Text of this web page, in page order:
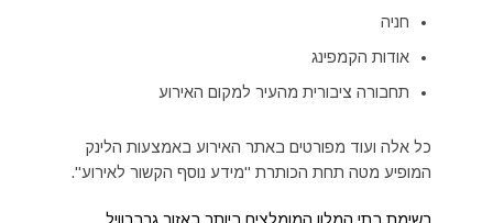
חניה
אודות הקמפינג
תחבורה ציבורית מהעיר למקום האירוע
כל אלה ועוד מפורטים באתר האירוע באמצעות הלינק
המופיע מטה תחת הכותרת "מידע נוסף הקשור לאירוע".
רשימת בתי המלון המומלצים ביותר באזור גרברוויל